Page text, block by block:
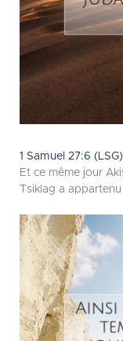
1 Samuel 27:6
Et ce même jour
Tsiklag a